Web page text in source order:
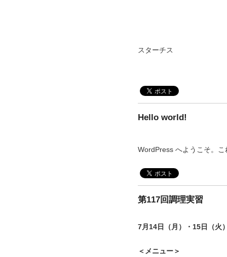
スターチス
Hello world!
WordPress へようこそ。
第117回調理実習
7月14日（月）・15日（火
＜メニュー＞